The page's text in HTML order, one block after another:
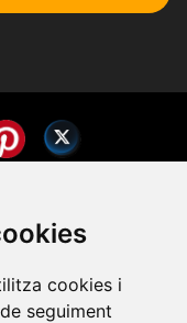
cookies i
seguiment